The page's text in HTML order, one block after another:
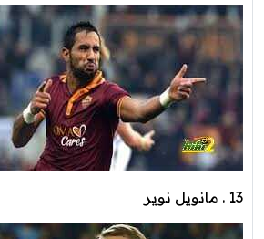
13 . مانويل نوير